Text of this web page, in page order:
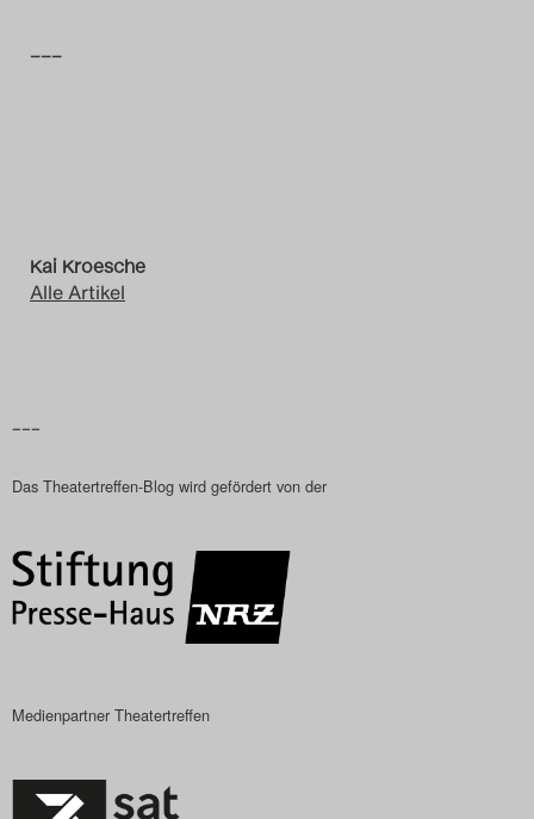
–––
Kai Kroesche
Alle Artikel
–––
Das Theatertreffen-Blog wird gefördert von der
Medienpartner Theatertreffen